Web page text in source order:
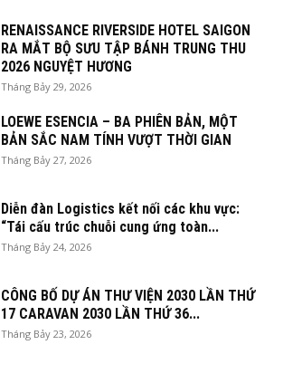
RENAISSANCE RIVERSIDE HOTEL SAIGON
RA MẮT BỘ SƯU TẬP BÁNH TRUNG THU
2026 NGUYỆT HƯƠNG
Tháng Bảy 29, 2026
LOEWE ESENCIA – BA PHIÊN BẢN, MỘT
BẢN SẮC NAM TÍNH VƯỢT THỜI GIAN
Tháng Bảy 27, 2026
Diễn đàn Logistics kết nối các khu vực:
“Tái cấu trúc chuỗi cung ứng toàn...
Tháng Bảy 24, 2026
CÔNG BỐ DỰ ÁN THƯ VIỆN 2030 LẦN THỨ
17 CARAVAN 2030 LẦN THỨ 36...
Tháng Bảy 23, 2026